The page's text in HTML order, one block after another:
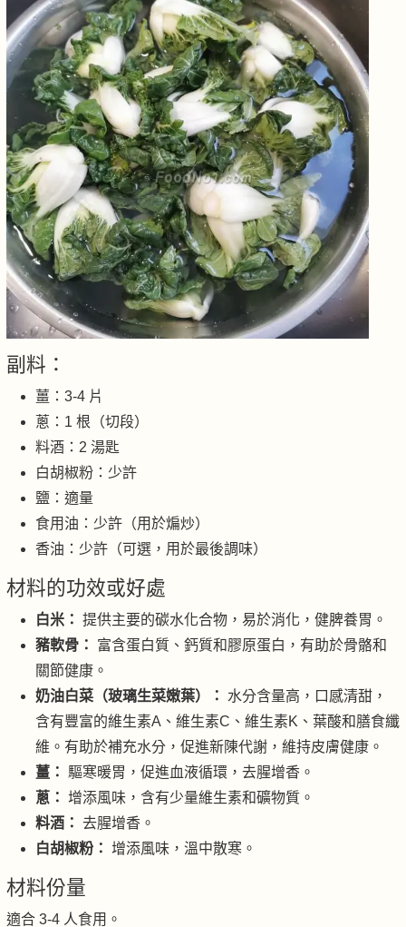
副料：
薑：3-4 片
蔥：1 根（切段）
料酒：2 湯匙
白胡椒粉：少許
鹽：適量
食用油：少許（用於煸炒）
香油：少許（可選，用於最後調味）
材料的功效或好處
白米： 提供主要的碳水化合物，易於消化，健脾養胃。
豬軟骨：
富含蛋白質、鈣質和膠原蛋白，有助於骨骼和
關節健康。
奶油白菜（玻璃生菜嫩葉）： 水分含量高，口感清甜，
含有豐富的維生素A、維生素C、維生素K、葉酸和膳食纖
維。有助於補充水分，促進新陳代謝，維持皮膚健康。
薑： 驅寒暖胃，促進血液循環，去腥增香。
蔥： 增添風味，含有少量維生素和礦物質。
料酒： 去腥增香。
白胡椒粉： 增添風味，溫中散寒。
材料份量
適合 3-4 人食用。